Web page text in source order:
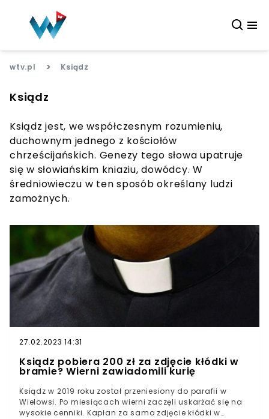
wtv.pl > Ksiądz
Ksiądz
Ksiądz jest, we współczesnym rozumieniu,
duchownym jednego z kościołów
chrześcijańskich. Genezy tego słowa upatruje
się w słowiańskim kniaziu, dowódcy. W
średniowieczu w ten sposób określany ludzi
zamożnych.
27.02.2023 14:31
Ksiądz pobiera 200 zł za zdjęcie kłódki w
bramie? Wierni zawiadomili kurię
Ksiądz w 2019 roku został przeniesiony do parafii w
Wielowsi. Po miesiącach wierni zaczęli uskarżać się na
wysokie cenniki. Kapłan za samo zdjęcie kłódki w